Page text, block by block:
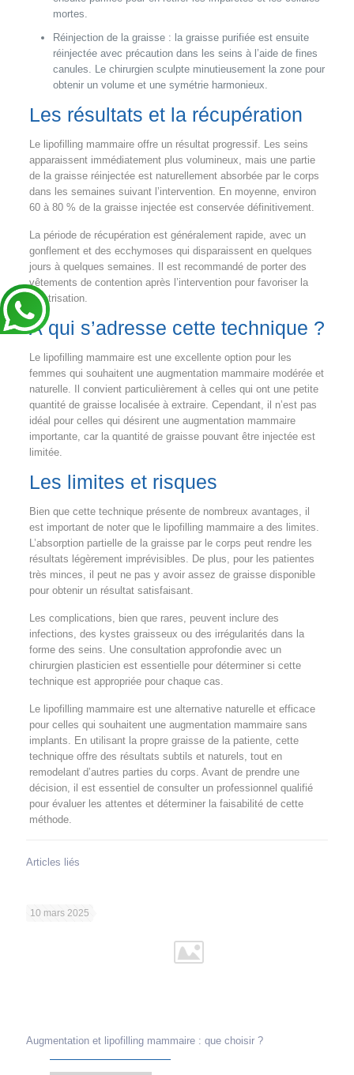
mortes.
Réinjection de la graisse : la graisse purifiée est ensuite
réinjectée avec précaution dans les seins à l’aide de fines
canules. Le chirurgien sculpte minutieusement la zone pour
obtenir un volume et une symétrie harmonieux.
Les résultats et la récupération
Le lipofilling mammaire offre un résultat progressif. Les seins
apparaissent immédiatement plus volumineux, mais une partie
de la graisse réinjectée est naturellement absorbée par le corps
dans les semaines suivant l’intervention. En moyenne, environ
60 à 80 % de la graisse injectée est conservée définitivement.
La période de récupération est généralement rapide, avec un
gonflement et des ecchymoses qui disparaissent en quelques
jours à quelques semaines. Il est recommandé de porter des
vêtements de contention après l’intervention pour favoriser la
cicatrisation.
À qui s’adresse cette technique ?
Le lipofilling mammaire est une excellente option pour les
femmes qui souhaitent une augmentation mammaire modérée et
naturelle. Il convient particulièrement à celles qui ont une petite
quantité de graisse localisée à extraire. Cependant, il n’est pas
idéal pour celles qui désirent une augmentation mammaire
importante, car la quantité de graisse pouvant être injectée est
limitée.
Les limites et risques
Bien que cette technique présente de nombreux avantages, il
est important de noter que le lipofilling mammaire a des limites.
L’absorption partielle de la graisse par le corps peut rendre les
résultats légèrement imprévisibles. De plus, pour les patientes
très minces, il peut ne pas y avoir assez de graisse disponible
pour obtenir un résultat satisfaisant.
Les complications, bien que rares, peuvent inclure des
infections, des kystes graisseux ou des irrégularités dans la
forme des seins. Une consultation approfondie avec un
chirurgien plasticien est essentielle pour déterminer si cette
technique est appropriée pour chaque cas.
Le lipofilling mammaire est une alternative naturelle et efficace
pour celles qui souhaitent une augmentation mammaire sans
implants. En utilisant la propre graisse de la patiente, cette
technique offre des résultats subtils et naturels, tout en
remodelant d’autres parties du corps. Avant de prendre une
décision, il est essentiel de consulter un professionnel qualifié
pour évaluer les attentes et déterminer la faisabilité de cette
méthode.
Articles liés
10 mars 2025
Augmentation et lipofilling mammaire : que choisir ?